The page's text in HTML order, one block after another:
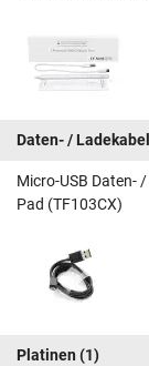
Daten- / Ladekabel
Micro-USB Daten-
Pad (TF103CX)
Platinen (1)